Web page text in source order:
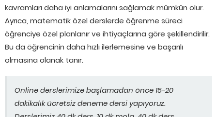
kavramları daha iyi anlamalarını sağlamak mümkün olur.
Ayrıca, matematik özel derslerde öğrenme süreci
öğrenciye özel planlanır ve ihtiyaçlarına göre şekillendirilir.
Bu da öğrencinin daha hızlı ilerlemesine ve başarılı
olmasına olanak tanır.
Online derslerimize başlamadan önce 15-20
dakikalık ücretsiz deneme dersi yapıyoruz.